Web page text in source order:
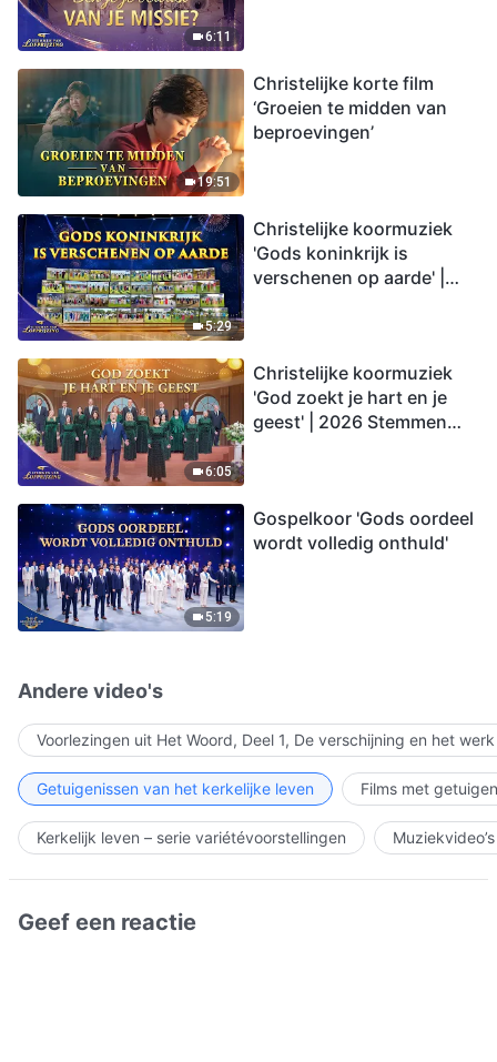
6:11
19:51
Christelijke korte film
‘Groeien te midden van
beproevingen’
5:29
Christelijke koormuziek
'Gods koninkrijk is
verschenen op aarde' |
6:05
Christelijke koormuziek
'God zoekt je hart en je
geest' | 2026 Stemmen
5:19
Gospelkoor 'Gods oordeel
wordt volledig onthuld'
Andere video's
Voorlezingen uit Het Woord, Deel 1, De verschijning en het
Getuigenissen van het kerkelijke leven Films met
Kerkelijk leven – serie variétévoorstellingen Muziekvideo’s
Geef een reactie